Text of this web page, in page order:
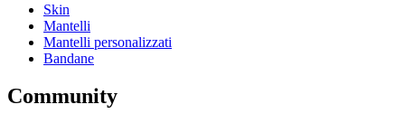
Skin
Mantelli
Mantelli personalizzati
Bandane
Community